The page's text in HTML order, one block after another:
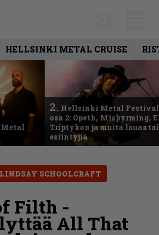
HELLSINKI METAL CRUISE
2. Hellsinki Metal
osa 2: Opeth, Misþyrming,
Triptykon ja muita
esiintyjiä
LINDSAY SCHOOLCRAFT
Filth -
All That